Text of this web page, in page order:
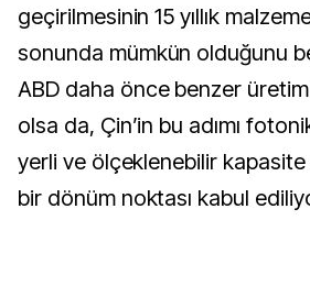
geçirilmesinin 15 yıllık
sonunda mümkün olduğunu
ABD daha önce benzer
olsa da, Çin’in bu adımı
yerli ve ölçeklenebilir kapasite
bir dönüm noktası kabul